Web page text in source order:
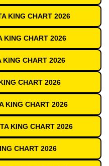
KING CHART 2026
KING CHART 2026
KING CHART 2026
CHART 2026
KING CHART 2026
KING CHART 2026
CHART 2026